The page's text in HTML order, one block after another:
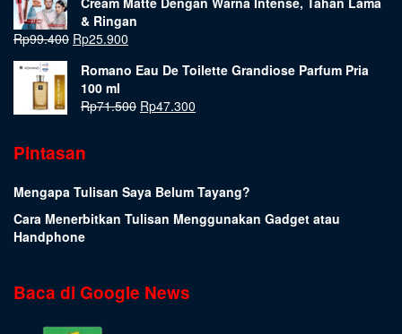
& Ringan
Rp99.400 Rp25.900
Romano Eau De Toilette Grandiose Parfum Pria
100 ml
Rp71.500 Rp47.300
Pintasan
Mengapa Tulisan Saya Belum Tayang?
Cara Menerbitkan Tulisan Menggunakan Gadget atau
Handphone
Baca di Google News